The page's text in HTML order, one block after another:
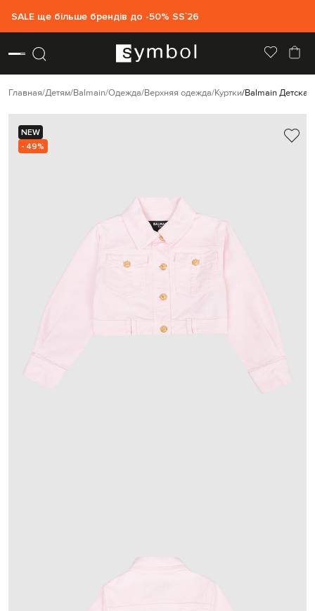
SALE ще більше брендів до -50% SS`26
Главная Детям Balmain Одежда Верхняя одежда Куртки Balmain
NEW
- 49%